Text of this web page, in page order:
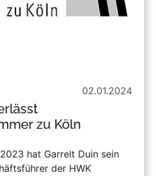
02.01.2024
zu Köln
hat Garrelt Duin sein
der HWK